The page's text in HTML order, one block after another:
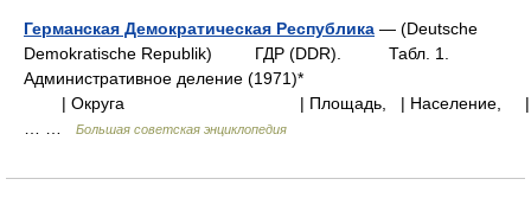
Германская Демократическая Республика — (Deutsche
Demokratische Republik) ГДР (DDR). Табл. 1.
Административное деление (1971)*
| Округа | Площадь, |
Большая советская энциклопедия